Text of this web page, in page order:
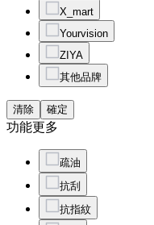
X_mart
Yourvision
ZIYA
其他品牌
清除 確定
功能更多
疏油
抗刮
抗指紋